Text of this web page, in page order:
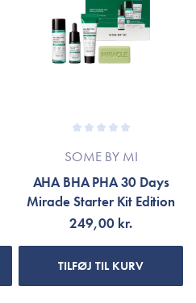
SOME BY MI
AHA BHA PHA 30 Days
Miracle Starter Kit Edition
249,00 kr.
TILFØJ TIL KURV